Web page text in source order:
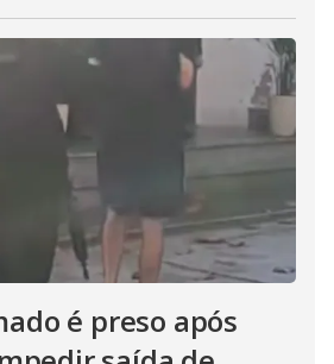
é preso após